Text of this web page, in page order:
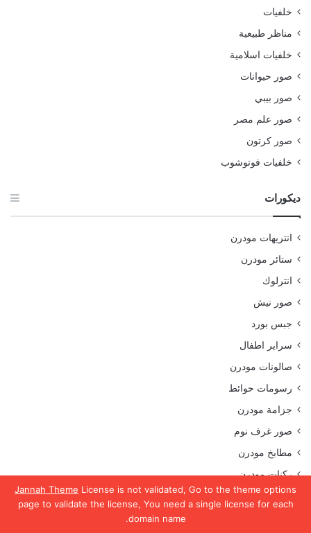
Jannah Theme License is not validated, Go to the theme options
page to validate the license, You need a single license for each
domain name.
خلفيات
مناظر طبيعية
خلفيات اسلامية
صور حيوانات
صور بيبي
صور علم مصر
صور كرتون
خلفيات فوتوشوب
ديكورات
انتريهات مودرن
ستائر مودرن
انترلوك
صور نيش
جبس بورد
سراير اطفال
صالونات مودرن
رسومات حوائط
جزامة مودرن
صور غرف نوم
مطابخ مودرن
ركنات مودرن
ديرسات محجبات